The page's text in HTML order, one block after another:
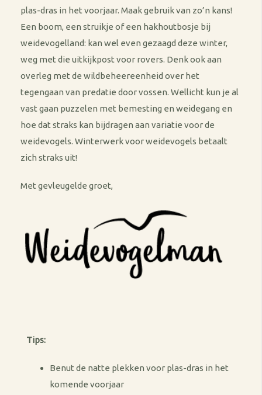
plas-dras in het voorjaar. Maak gebruik van zo’n kans!
Een boom, een struikje of een hakhoutbosje bij
weidevogelland: kan wel even gezaagd deze winter,
weg met die uitkijkpost voor rovers. Denk ook aan
overleg met de wildbeheereenheid over het
tegengaan van predatie door vossen. Wellicht kun je al
vast gaan puzzelen met bemesting en weidegang en
hoe dat straks kan bijdragen aan variatie voor de
weidevogels. Winterwerk voor weidevogels betaalt
zich straks uit!
Met gevleugelde groet,
Tips:
Benut de natte plekken voor plas-dras in het
komende voorjaar